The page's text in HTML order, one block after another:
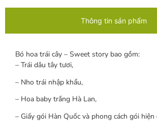
Thông tin sản phẩm
Bó hoa trái cây – Sweet story bao gồm:
– Trái dâu tây tươi,
– Nho trái nhập khẩu,
– Hoa baby trắng Hà Lan,
– Giấy gói Hàn Quốc và phong cách gói hiện